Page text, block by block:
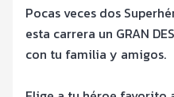
Pocas veces dos
esta carrera un GRAN
con tu familia y amigos.